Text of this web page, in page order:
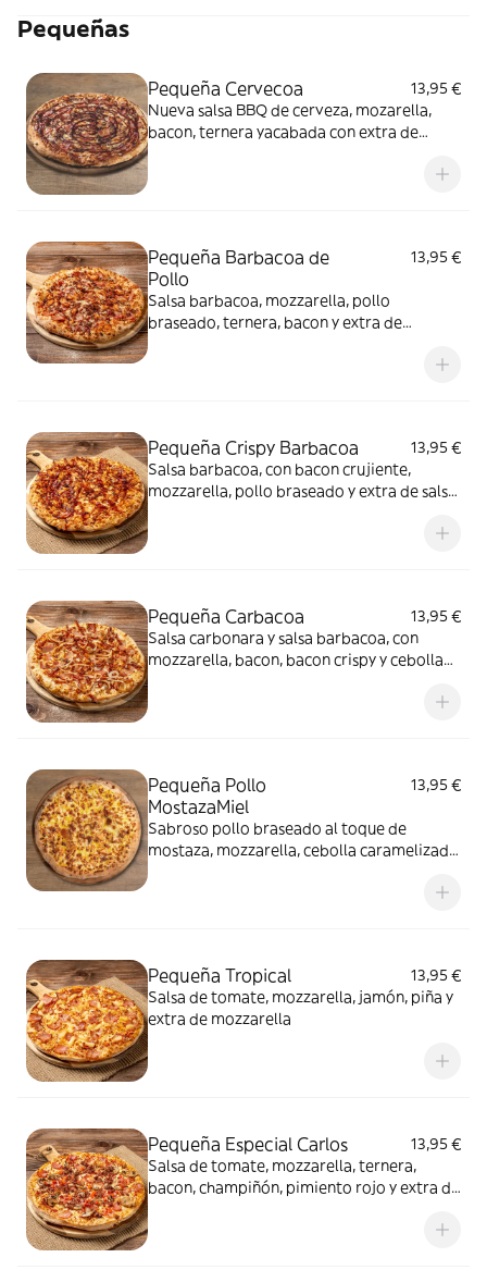
Pequeñas
Pequeña Cervecoa
13,95 €
Nueva salsa BBQ de cerveza, mozarella,
bacon, ternera yacabada con extra de
Pequeña Barbacoa de
Pollo
13,95 €
Salsa barbacoa, mozzarella, pollo
braseado, ternera, bacon y extra de
Pequeña Crispy Barbacoa
13,95 €
Salsa barbacoa, con bacon crujiente,
mozzarella, pollo braseado y extra de salsa
Pequeña Carbacoa
13,95 €
Salsa carbonara y salsa barbacoa, con
mozzarella, bacon, bacon crispy y cebolla
Pequeña Pollo
MostazaMiel
13,95 €
Sabroso pollo braseado al toque de
mostaza, mozzarella, cebolla caramelizada
Pequeña Tropical
13,95 €
Salsa de tomate, mozzarella, jamón, piña y
extra de mozzarella
Pequeña Especial Carlos
13,95 €
Salsa de tomate, mozzarella, ternera,
bacon, champiñón, pimiento rojo y extra de